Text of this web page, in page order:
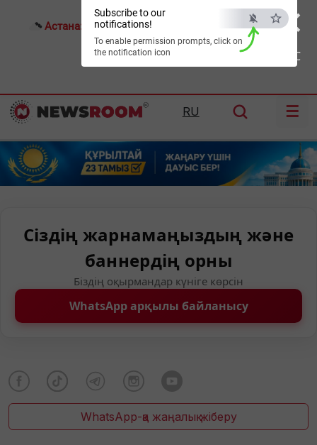
×
ESC
Subscribe to our
notifications!
To enable permission prompts, click on
the notification icon
Астана: 14°C Алматы: Шымкент:25°C
RU ☰
Сіздің жарнамаңыздың және
баннердің орны
Біздің оқырмандар күніге көрсін
WhatsApp арқылы байланысу
WhatsApp-қа жаңалық жіберу